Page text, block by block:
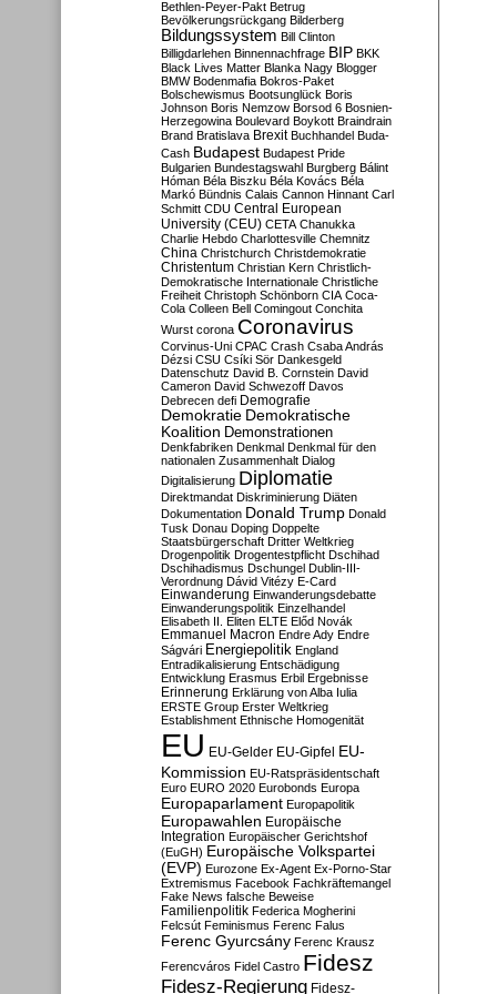
Bethlen-Peyer-Pakt Betrug
Bevölkerungsrückgang Bilderberg
Bildungssystem Bill Clinton
Billigdarlehen Binnennachfrage BIP BKK
Black Lives Matter Blanka Nagy Blogger
BMW Bodenmafia Bokros-Paket
Bolschewismus Bootsunglück Boris
Johnson Boris Nemzow Borsod 6 Bosnien-
Herzegowina Boulevard Boykott Braindrain
Brand Bratislava Brexit Buchhandel Buda-
Cash Budapest Budapest Pride
Bulgarien Bundestagswahl Burgberg Bálint
Hóman Béla Biszku Béla Kovács Béla
Markó Bündnis Calais Cannon Hinnant Carl
Schmitt CDU Central European
University (CEU) CETA Chanukka
Charlie Hebdo Charlottesville Chemnitz
China Christchurch Christdemokratie
Christentum Christian Kern Christlich-
Demokratische Internationale Christliche
Freiheit Christoph Schönborn CIA Coca-
Cola Colleen Bell Comingout Conchita
Wurst corona Coronavirus
Corvinus-Uni CPAC Crash Csaba András
Dézsi CSU Csíki Sör Dankesgeld
Datenschutz David B. Cornstein David
Cameron David Schwezoff Davos
Debrecen defi Demografie
Demokratie Demokratische
Koalition Demonstrationen
Denkfabriken Denkmal Denkmal für den
nationalen Zusammenhalt Dialog
Digitalisierung Diplomatie
Direktmandat Diskriminierung Diäten
Dokumentation Donald Trump Donald
Tusk Donau Doping Doppelte
Staatsbürgerschaft Dritter Weltkrieg
Drogenpolitik Drogentestpflicht Dschihad
Dschihadismus Dschungel Dublin-III-
Verordnung Dávid Vitézy E-Card
Einwanderung Einwanderungsdebatte
Einwanderungspolitik Einzelhandel
Elisabeth II. Eliten ELTE Előd Novák
Emmanuel Macron Endre Ady Endre
Ságvári Energiepolitik England
Entradikalisierung Entschädigung
Entwicklung Erasmus Erbil Ergebnisse
Erinnerung Erklärung von Alba Iulia
ERSTE Group Erster Weltkrieg
Establishment Ethnische Homogenität
EU EU-Gelder EU-Gipfel EU-
Kommission EU-Ratspräsidentschaft
Euro EURO 2020 Eurobonds Europa
Europaparlament Europapolitik
Europawahlen Europäische
Integration Europäischer Gerichtshof
(EuGH) Europäische Volkspartei
(EVP) Eurozone Ex-Agent Ex-Porno-Star
Extremismus Facebook Fachkräftemangel
Fake News falsche Beweise
Familienpolitik Federica Mogherini
Felcsút Feminismus Ferenc Falus
Ferenc Gyurcsány Ferenc Krausz
Ferencváros Fidel Castro Fidesz
Fidesz-Regierung Fidesz-